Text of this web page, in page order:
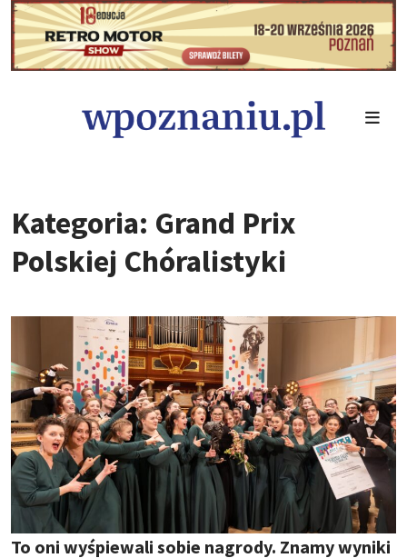
Kategoria: Grand Prix
Polskiej Chóralistyki
To oni wyśpiewali sobie nagrody. Znamy wyniki